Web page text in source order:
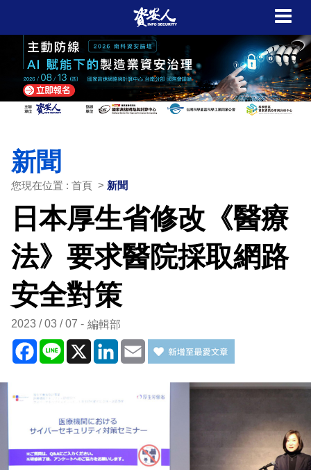
新聞
您現在位置 : 首頁 > 新聞
日本厚生省修改《醫療
法》要求醫院採取網路
安全對策
2023 / 03 / 07 編輯部
Facebook
Line X LinkedIn
Email